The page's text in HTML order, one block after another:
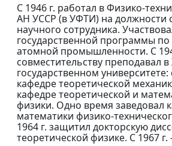
С 1946 г. работал в Физико-
АН УССР (в УФТИ) на должности
научного сотрудника.
государственной программы
атомной промышленности. С
совместительству преподавал
государственном университете:
кафедре теоретической
кафедре теоретической и
физики. Одно время заведовал
математики физико-
1964 г. защитил докторскую
теоретической физике. С 1967